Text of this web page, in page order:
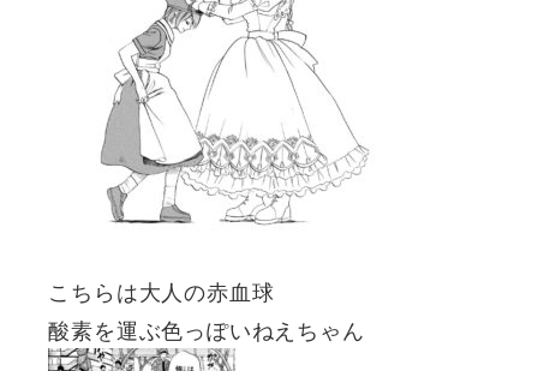
こちらは大人の赤血球
酸素を運ぶ色っぽいねえちゃん